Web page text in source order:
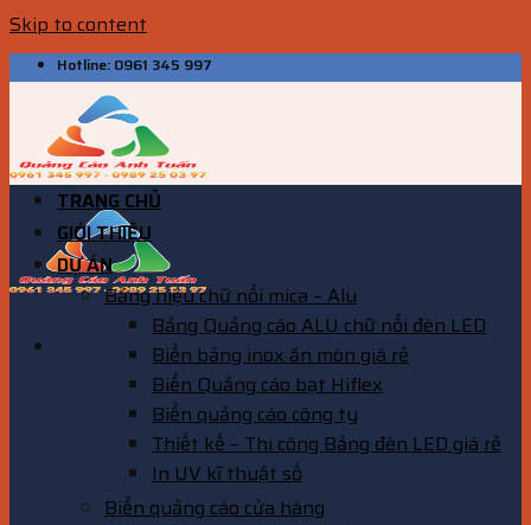
Skip to content
Hotline: 0961 345 997
TRANG CHỦ
GIỚI THIỆU
DỰ ÁN
Bảng hiệu chữ nổi mica – Alu
Bảng Quảng cáo ALU chữ nổi đèn LED
Biển bảng inox ăn mòn giá rẻ
Biển Quảng cáo bạt Hiflex
Biển quảng cáo công ty
Thiết kế – Thi công Bảng đèn LED giá rẻ
In UV kĩ thuật số
Biển quảng cáo cửa hàng